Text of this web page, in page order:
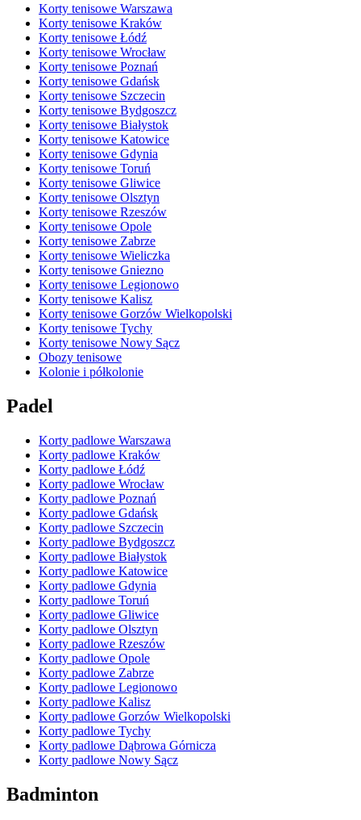
Korty tenisowe Warszawa
Korty tenisowe Kraków
Korty tenisowe Łódź
Korty tenisowe Wrocław
Korty tenisowe Poznań
Korty tenisowe Gdańsk
Korty tenisowe Szczecin
Korty tenisowe Bydgoszcz
Korty tenisowe Białystok
Korty tenisowe Katowice
Korty tenisowe Gdynia
Korty tenisowe Toruń
Korty tenisowe Gliwice
Korty tenisowe Olsztyn
Korty tenisowe Rzeszów
Korty tenisowe Opole
Korty tenisowe Zabrze
Korty tenisowe Wieliczka
Korty tenisowe Gniezno
Korty tenisowe Legionowo
Korty tenisowe Kalisz
Korty tenisowe Gorzów Wielkopolski
Korty tenisowe Tychy
Korty tenisowe Nowy Sącz
Obozy tenisowe
Kolonie i półkolonie
Padel
Korty padlowe Warszawa
Korty padlowe Kraków
Korty padlowe Łódź
Korty padlowe Wrocław
Korty padlowe Poznań
Korty padlowe Gdańsk
Korty padlowe Szczecin
Korty padlowe Bydgoszcz
Korty padlowe Białystok
Korty padlowe Katowice
Korty padlowe Gdynia
Korty padlowe Toruń
Korty padlowe Gliwice
Korty padlowe Olsztyn
Korty padlowe Rzeszów
Korty padlowe Opole
Korty padlowe Zabrze
Korty padlowe Legionowo
Korty padlowe Kalisz
Korty padlowe Gorzów Wielkopolski
Korty padlowe Tychy
Korty padlowe Dąbrowa Górnicza
Korty padlowe Nowy Sącz
Badminton